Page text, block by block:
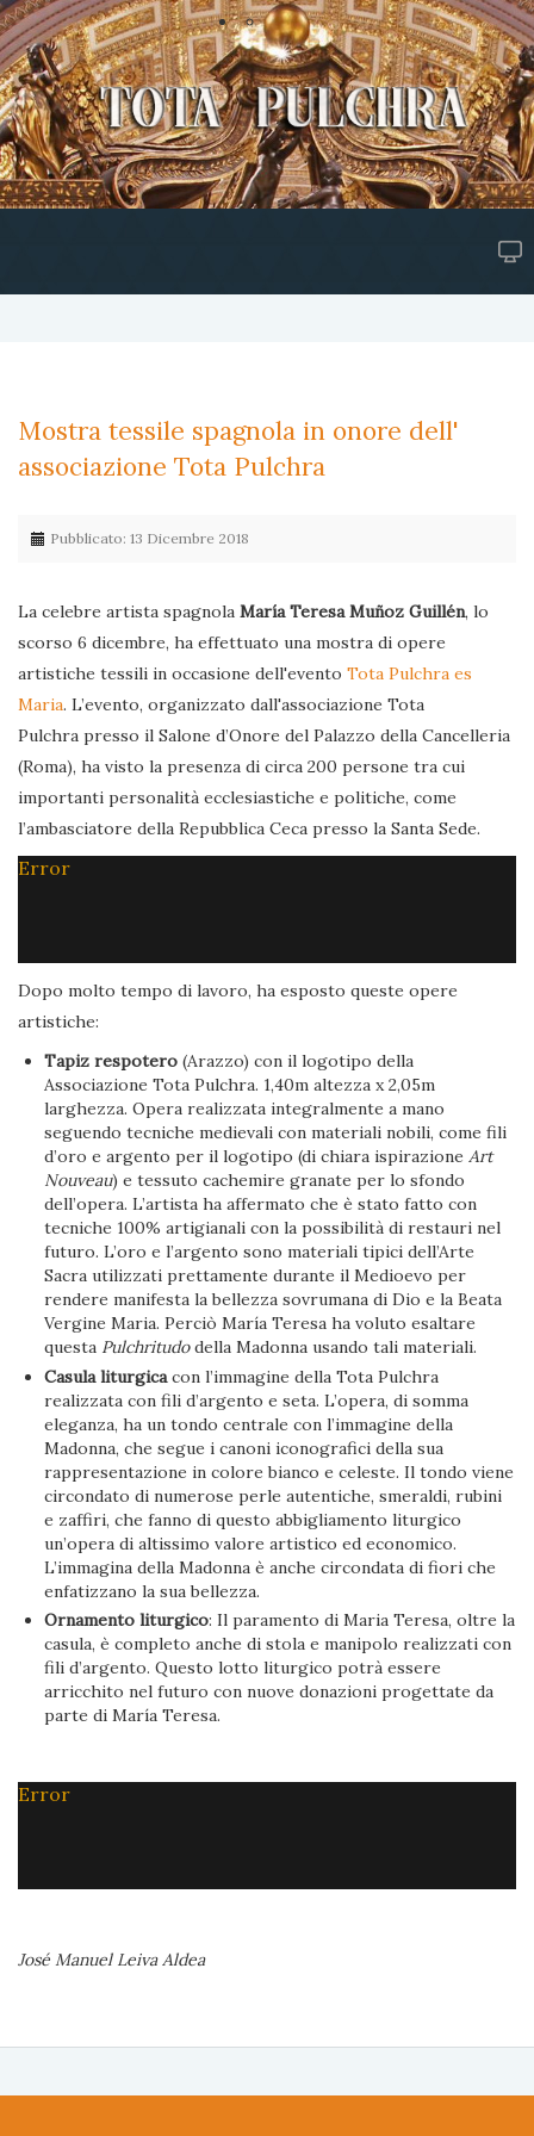
Mostra tessile spagnola in onore dell'
associazione Tota Pulchra
Pubblicato: 13 Dicembre 2018
La celebre artista spagnola María Teresa Muñoz Guillén, lo
scorso 6 dicembre, ha effettuato una mostra di opere
artistiche tessili in occasione dell'evento Tota Pulchra es
Maria. L’evento, organizzato dall'associazione Tota
Pulchra presso il Salone d’Onore del Palazzo della Cancelleria
(Roma), ha visto la presenza di circa 200 persone tra cui
importanti personalità ecclesiastiche e politiche, come
l’ambasciatore della Repubblica Ceca presso la Santa Sede.
Error
Dopo molto tempo di lavoro, ha esposto queste opere
artistiche:
Tapiz respotero (Arazzo) con il logotipo della
Associazione Tota Pulchra. 1,40m altezza x 2,05m
larghezza. Opera realizzata integralmente a mano
seguendo tecniche medievali con materiali nobili, come fili
d’oro e argento per il logotipo (di chiara ispirazioneArt
Nouveau) e tessuto cachemire granate per lo sfondo
dell’opera. L’artista ha affermato che è stato fatto con
tecniche 100% artigianali con la possibilità di restauri nel
futuro. L’oro e l’argento sono materiali tipici dell’Arte
Sacra utilizzati prettamente durante il Medioevo per
rendere manifesta la bellezza sovrumana di Dio e la Beata
Vergine Maria. Perciò María Teresa ha voluto esaltare
questa Pulchritudodella Madonna usando tali materiali.
Casula liturgicacon l’immagine della Tota Pulchra
realizzata con fili d’argento e seta. L’opera, di somma
eleganza, ha un tondo centrale con l’immagine della
Madonna, che segue i canoni iconografici della sua
rappresentazione in colore bianco e celeste. Il tondo viene
circondato di numerose perle autentiche, smeraldi, rubini
e zaffiri, che fanno di questo abbigliamento liturgico
un’opera di altissimo valore artistico ed economico.
L’immagina della Madonna è anche circondata di fiori che
enfatizzano la sua bellezza.
Ornamento liturgico: Il paramento di Maria Teresa, oltre la
casula, è completo anche di stola e manipolo realizzati con
fili d’argento. Questo lotto liturgico potrà essere
arricchito nel futuro con nuove donazioni progettate da
parte di María Teresa.
Error
José Manuel Leiva Aldea